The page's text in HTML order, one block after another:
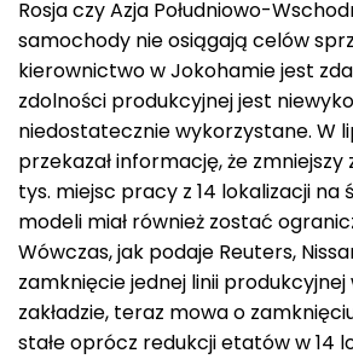
Rosja czy Azja Południowo-
samochody nie osiągają celów
kierownictwo w Jokohamie jest
zdolności produkcyjnej jest
niedostatecznie wykorzystane. W
przekazał informację, że zmniejszy
tys. miejsc pracy z 14 lokalizacji na
modeli miał również zostać
Wówczas, jak podaje Reuters,
zamknięcie jednej linii produkcyjnej
zakładzie, teraz mowa o
stałe oprócz redukcji etatów w 14